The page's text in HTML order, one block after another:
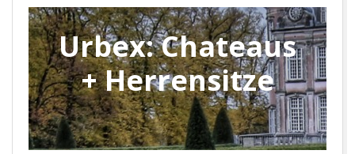
Urbex: Chateaus
+ Herrensitze